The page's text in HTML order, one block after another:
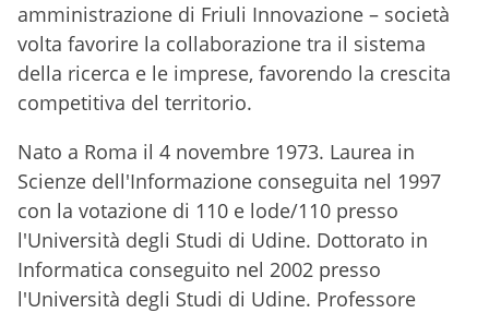
amministrazione di Friuli Innovazione – società
volta favorire la collaborazione tra il sistema
della ricerca e le imprese, favorendo la crescita
competitiva del territorio.
Nato a Roma il 4 novembre 1973. Laurea in
Scienze dell'Informazione conseguita nel 1997
con la votazione di 110 e lode/110 presso
l'Università degli Studi di Udine. Dottorato in
Informatica conseguito nel 2002 presso
l'Università degli Studi di Udine. Professore